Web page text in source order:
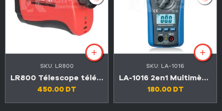
SKU: LR800
LR800 Télescope télémètre laser 800 mètres
450.00 DT
SKU: LA-1016
LA-1016 2en1 Multimètre numérique automatique et détecteur de signal satellite
180.00 DT